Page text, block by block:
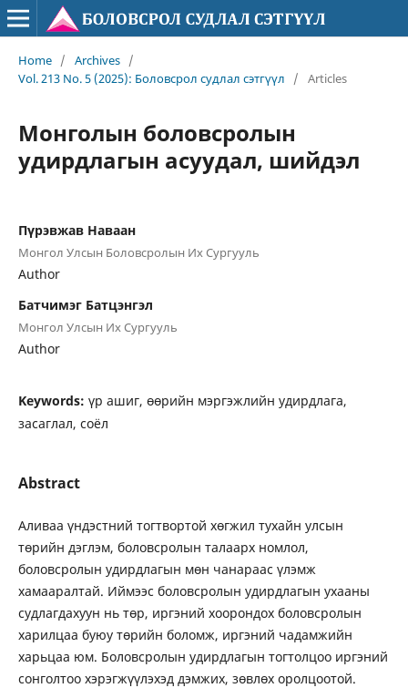
Home / Archives /
Vol. 213 No. 5 (2025): Боловсрол судлал сэтгүүл
/ Articles
Монголын боловсролын
удирдлагын асуудал, шийдэл
Пүрэвжав Наваан
Монгол Улсын Боловсролын Их Сургууль
Author
Батчимэг Батцэнгэл
Монгол Улсын Их Сургууль
Author
Keywords: үр ашиг, өөрийн мэргэжлийн удирдлага,
засаглал, соёл
Abstract
Аливаа үндэстний тогтвортой хөгжил тухайн улсын
төрийн дэглэм, боловсролын талаарх номлол,
боловсролын удирдлагын мөн чанараас үлэмж
хамааралтай. Иймээс боловсролын удирдлагын ухааны
судлагдахуун нь төр, иргэний хоорондох боловсролын
харилцаа буюу төрийн боломж, иргэний чадамжийн
харьцаа юм. Боловсролын удирдлагын тогтолцоо иргэний
сонголтоо хэрэгжүүлэхэд дэмжих, зөвлөх оролцоотой.